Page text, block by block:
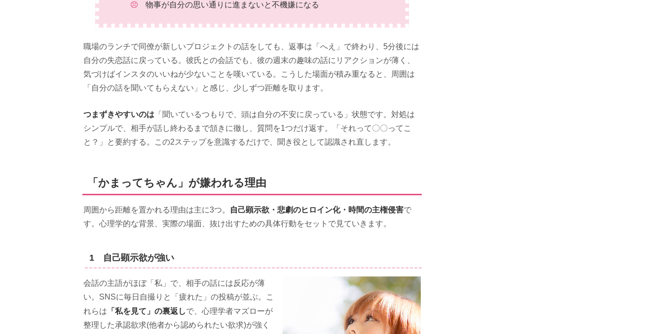
物事が自分の思い通りに進まないと不機嫌になる
職場のランチで同僚が新しいプロジェクトの話をしても、返事は「へえ」で終わり、5分後には
自分の失恋話に戻っている。彼氏との会話でも、彼の週末の趣味の話にリアクションが薄く、
気づけばインスタのいいねが少ないことを嘆いている。こうした場面が積み重なると、周囲は
「自分の話を聞いてもらえない」と感じ、少しずつ距離を取ります。
つまずきやすいのは 「聞いているつもりで、頭は自分の不安に戻っている」状態です。対処は
シンプルで、相手が話し終わるまで頷きに徹し、質問を1つだけ返す。「それって〇〇ってこ
と？」と要約する。この2ステップを意識するだけで、聞き役として認識され直します。
「かまってちゃん」が嫌われる理由
周囲から距離を置かれる理由は主に3つ。 自己顕示欲・悲劇のヒロイン化・時間の主権侵害で
す。心理学的な背景、実際の場面、抜け出すための具体行動をセットで見ていきます。
1 自己顕示欲が強い
会話の主語がほぼ「私」で、相手の話には反応が薄
い。SNSに毎日自撮りと「疲れた」の投稿が並ぶ。こ
れらは 「私を見て」の裏返しで、心理学者マズローが
整理した承認欲求(他者から認められたい欲求)が強く